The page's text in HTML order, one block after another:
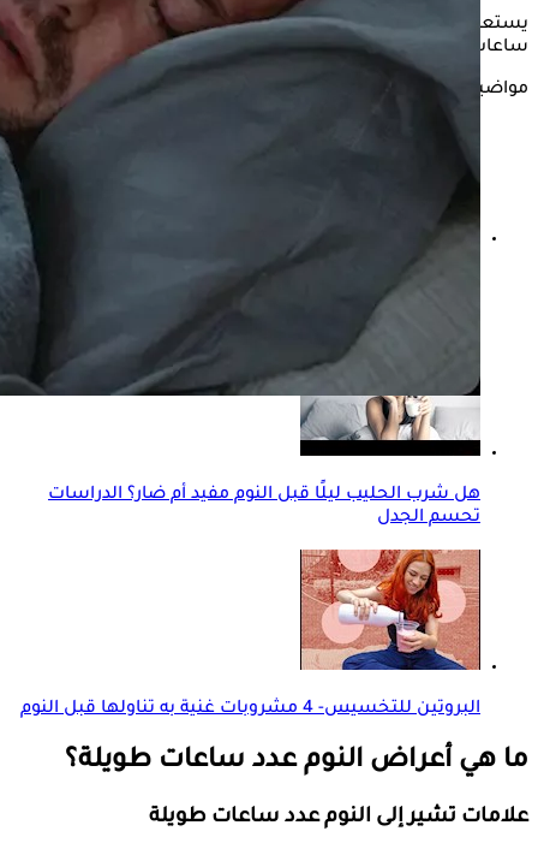
يستعرض "الكونسلتو" في التقرير التالي كل ما يتعلق بالنوم عدد
ساعات طويلة وفقًا لما ذكره موقع "clevelandclinic".
مواضيع ذات صلة
ماذا يحدث لجسمك عند تناول ماء القرنفل قبل النوم؟
دراسة تجيب
هل شرب الحليب ليلًا قبل النوم مفيد أم ضار؟ الدراسات
تحسم الجدل
البروتين للتخسيس- 4 مشروبات غنية به تناولها قبل النوم
ما هي أعراض النوم عدد ساعات طويلة؟
علامات تشير إلى النوم عدد ساعات طويلة